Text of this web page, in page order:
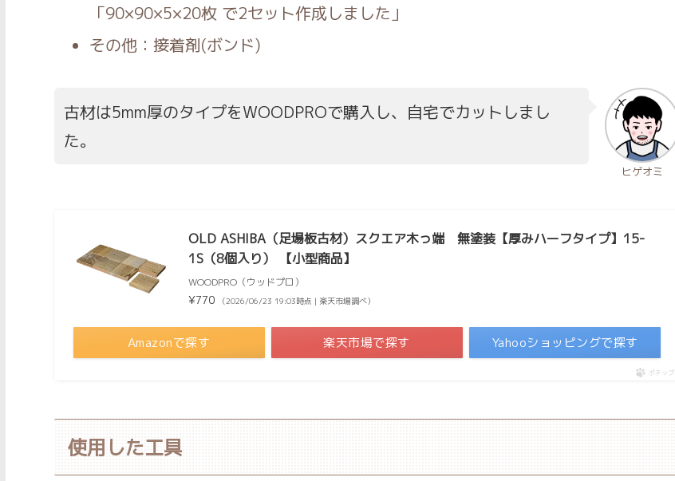
「90×90×5×20枚 で2セット作成しました」
その他：接着剤(ボンド)
ヒゲオミ
古材は5mm厚のタイプをWOODPROで購入し、自宅でカットしまし
た。
OLD ASHIBA（足場板古材）スクエア木っ端 無塗装【厚みハーフタイプ】15-
1S（8個入り） 【小型商品】
WOODPRO（ウッドプロ）
¥770 （2026/06/23 19:03時点 | 楽天市場調べ）
Amazonで探す 楽天市場で探す Yahooショッピングで探す
ポチップ
使用した工具